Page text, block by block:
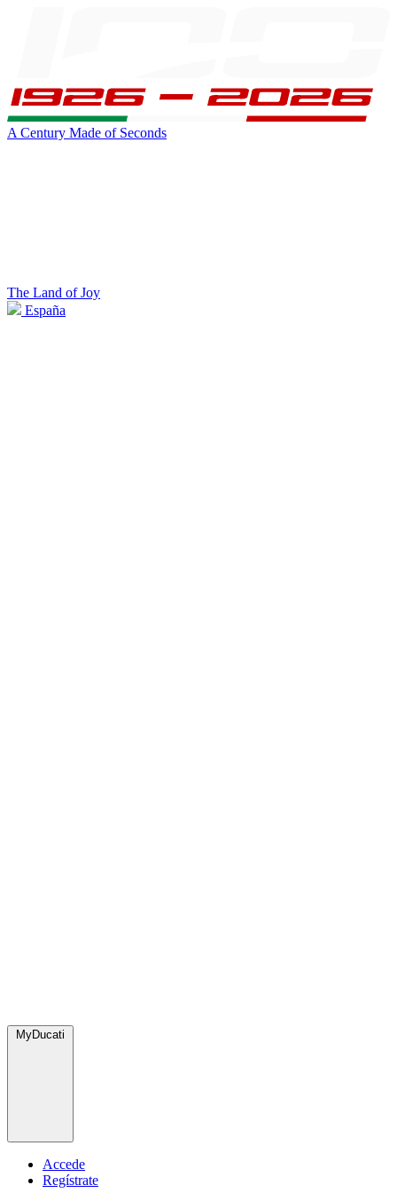
A Century Made of Seconds
The Land of Joy
España
MyDucati
Accede
Regístrate